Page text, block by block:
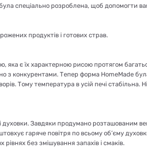
спеціально розроблена, щоб допомогти
продуктів і готових страв.
яка є їх характерною рисою протягом
з конкурентами. Тепер форма HomeMade
Тому температура в усій печі стабільна.
Завдяки продумано розташованим
гаряче повітря по всьому об’єму
без змішування запахів і смаків.